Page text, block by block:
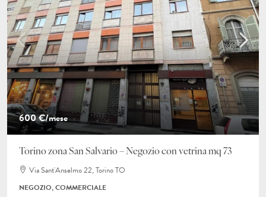
600 €/mese
Torino zona San Salvario – Negozio con vetrina mq 73
Via Sant'Anselmo 22, Torino TO
NEGOZIO, COMMERCIALE